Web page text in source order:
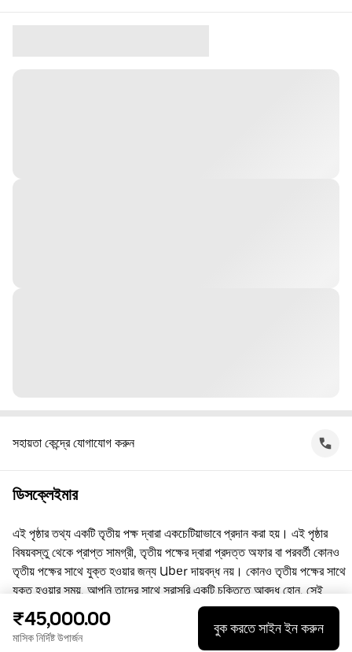
সহায়তা কেন্দ্রে যোগাযোগ করুন
ডিসক্লেইমার
এই পৃষ্ঠার তথ্য একটি তৃতীয় পক্ষ দ্বারা একচেটিয়াভাবে প্রদান করা হয়। এই পৃষ্ঠার
বিষয়বস্তু থেকে প্রাপ্ত সামগ্রী, তৃতীয় পক্ষের দ্বারা প্রদত্ত অফার বা পরবর্তী কোনও
তৃতীয় পক্ষের সাথে যুক্ত হওয়ার জন্য Uber দায়বদ্ধ নয়। কোনও তৃতীয় পক্ষের সাথে
যুক্ত হওয়ার সময়, আপনি তাদের সাথে সরাসরি একটি চুক্তিতে আবদ্ধ হোন, সেই
চুক্তিতে Uber কোনো পক্ষ নয়। প্রশ্নের জন্য, অনুগ্রহ করে সরাসরি তৃতীয় পক্ষের
সাথে যোগাযোগ করুন।
₹45,000.00
মাসিক নির্দিষ্ট উপার্জন
বুক করতে সাইন ইন করুন